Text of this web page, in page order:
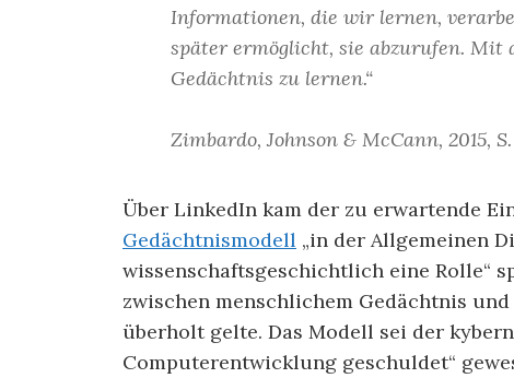
Informationen, die wir lernen,
später ermöglicht, sie abzurufen. Mit
Gedächtnis zu lernen.“
Zimbardo, Johnson & McCann, 2015,
Über LinkedIn kam der zu erwartende
Gedächtnismodell „in der Allgemeinen
wissenschaftsgeschichtlich eine Rolle“
zwischen menschlichem Gedächtnis
überholt gelte. Das Modell sei der
Computerentwicklung geschuldet“